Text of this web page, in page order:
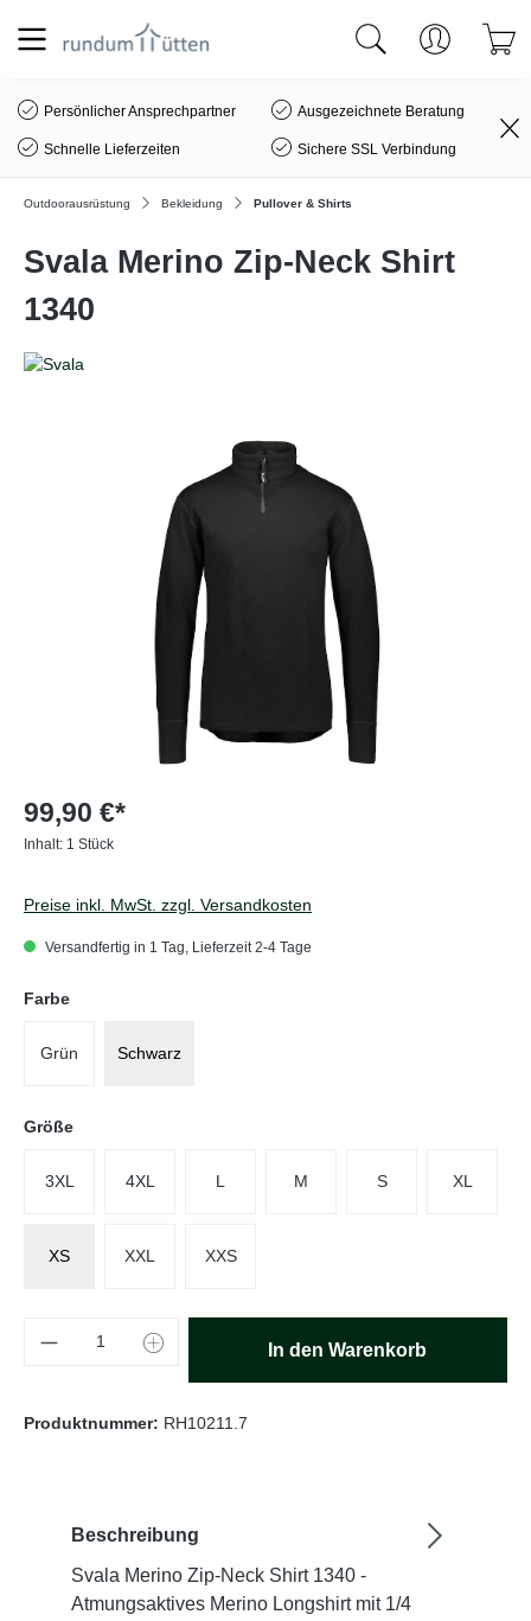
springen
Persönlicher Ansprechpartner Ausgezeichnete Beratung
Schnelle Lieferzeiten Sichere SSL Verbindung
Outdoorausrüstung Bekleidung Pullover & Shirts
Svala Merino Zip-Neck Shirt
1340
99,90 €*
Inhalt: 1 Stück
Preise inkl. MwSt. zzgl. Versandkosten
Versandfertig in 1 Tag, Lieferzeit 2-4 Tage
Farbeauswählen
Grün Schwarz
Größeauswählen
3XL 4XL L M S XL
XS XXL XXS
Produkt Anzahl: Gib den gewünschten
In den Warenkorb
Produktnummer: RH10211.7
Beschreibung
Svala Merino Zip-Neck Shirt 1340 -
Atmungsaktives Merino Longshirt mit 1/4